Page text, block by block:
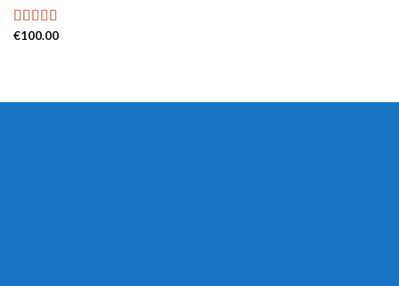
Rated4.53
€100.00